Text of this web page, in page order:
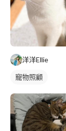
洋洋Ellie
寵物照顧